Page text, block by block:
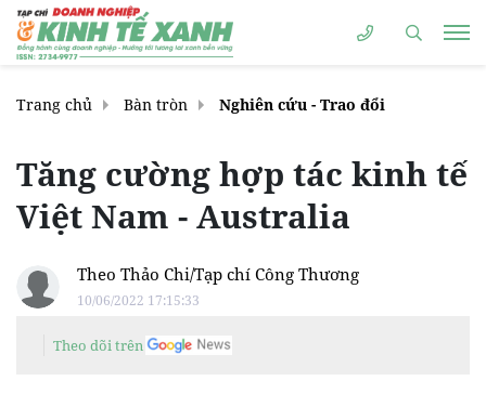
Trang chủ Bàn tròn Nghiên cứu - Trao đổi
Tăng cường hợp tác kinh tế
Việt Nam - Australia
Theo Thảo Chi/Tạp chí Công Thương
10/06/2022 17:15:33
Theo dõi trên